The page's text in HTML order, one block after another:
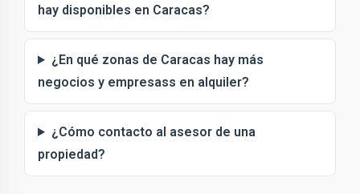
hay disponibles en Caracas?
¿En qué zonas de Caracas hay más
negocios y empresass en alquiler?
¿Cómo contacto al asesor de una
propiedad?